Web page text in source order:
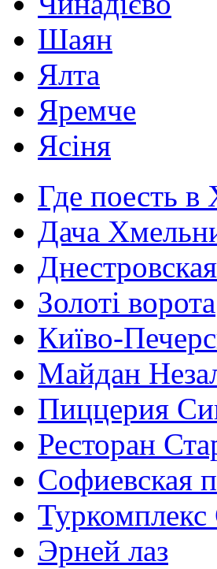
Шаян
Ялта
Яремче
Ясіня
Где поесть
Дача
Золоті ворота
Київо-
Майдан
Пиццерия
Ресторан
Софиевская
Эрней лаз